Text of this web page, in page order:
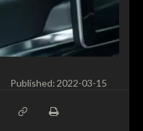
Published: 2022-03-15